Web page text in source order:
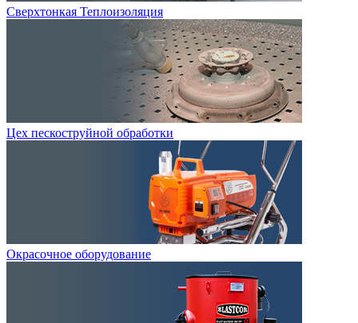
Сверхтонкая Теплоизоляция
Цех пескоструйной обработки
Окрасочное оборудование